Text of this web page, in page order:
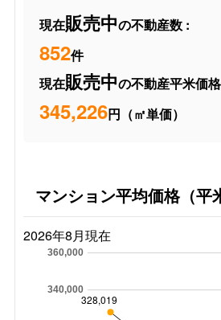
現在販売中の不動産数 :
852件
現在販売中の不動産平米価
345,226円（㎡単価）
マンション平均価格（平
2026年8月現在
340,000
360,000
328,019